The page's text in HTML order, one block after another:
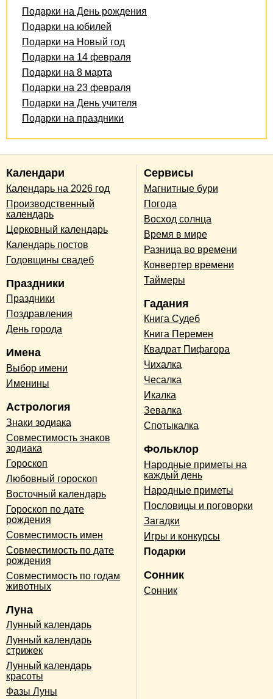
Подарки на День рождения
Подарки на юбилей
Подарки на Новый год
Подарки на 14 февраля
Подарки на 8 марта
Подарки на 23 февраля
Подарки на День учителя
Подарки на праздники
Календари
Календарь на 2026 год
Производственный
календарь
Церковный календарь
Календарь постов
Годовщины свадеб
Праздники
Праздники
Поздравления
День города
Имена
Выбор имени
Именины
Астрология
Знаки зодиака
Совместимость знаков
зодиака
Гороскоп
Любовный гороскоп
Восточный календарь
Гороскоп по дате
рождения
Совместимость имен
Совместимость по дате
рождения
Совместимость по годам
животных
Луна
Лунный календарь
Лунный календарь
стрижек
Лунный календарь
красоты
Фазы Луны
Сервисы
Магнитные бури
Погода
Восход солнца
Время в мире
Разница во времени
Конвертер времени
Таймеры
Гадания
Книга Судеб
Книга Перемен
Квадрат Пифагора
Чихалка
Чесалка
Икалка
Зевалка
Спотыкалка
Фольклор
Народные приметы на
каждый день
Народные приметы
Пословицы и поговорки
Загадки
Игры и конкурсы
Подарки
Сонник
Сонник